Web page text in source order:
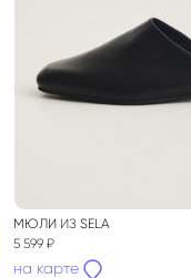
МЮЛИ ИЗ SELA
5 599 ₽
на карте